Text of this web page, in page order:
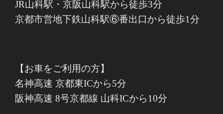
JR山科駅・京阪山科駅から徒歩3分
京都市営地下鉄山科駅⑥番出口から徒歩1分
【お車をご利用の方】
名神高速 京都東ICから5分
阪神高速 8号京都線 山科ICから10分